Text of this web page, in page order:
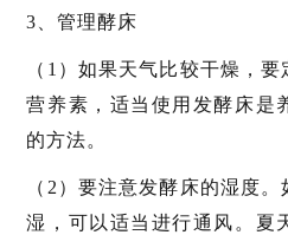
3、管理酵床
（1）如果天气比较干燥，
营养素，适当使用发酵床是
的方法。
（2）要注意发酵床的湿度
湿，可以适当进行通风。夏